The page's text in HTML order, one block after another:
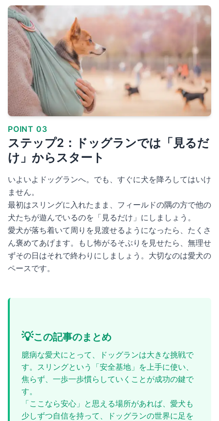
POINT 03
ステップ2：ドッグランでは「見るだ
け」からスタート
いよいよドッグランへ。でも、すぐに犬を降ろしてはいけ
ません。
最初はスリングに入れたまま、フィールドの隅の方で他の
犬たちが遊んでいるのを「見るだけ」にしましょう。
愛犬が落ち着いて周りを見渡せるようになったら、たくさ
ん褒めてあげます。もし怖がるそぶりを見せたら、無理せ
ずその日はそれで終わりにしましょう。大切なのは愛犬の
ペースです。
💡この記事のまとめ
臆病な愛犬にとって、ドッグランは大きな挑戦で
す。スリングという「安全基地」を上手に使い、
焦らず、一歩一歩慣らしていくことが成功の鍵で
す。
「ここなら安心」と思える場所があれば、愛犬も
少しずつ自信を持って、ドッグランの世界に足を